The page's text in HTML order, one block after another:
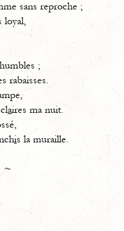
sans reproche ;
loyal,
;
rabaisses.
aires ma nuit.
is la muraille.